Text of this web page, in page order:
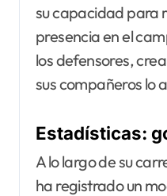
su capacidad para
presencia en el
los defensores,
sus compañeros lo
Estadísticas:
A lo largo de su
ha registrado un